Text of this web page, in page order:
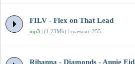
FILV - Flex on That Lead
mp3 | (1.23Mb) | скачали: 255
Rihanna - Diamonds - Annie